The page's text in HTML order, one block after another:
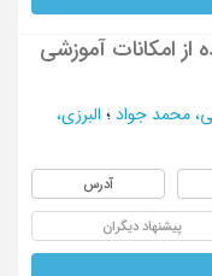
از امکانات آموزشی
محمد جواد ؛ البرزی،
آدرس
پیشنهاد دیگران